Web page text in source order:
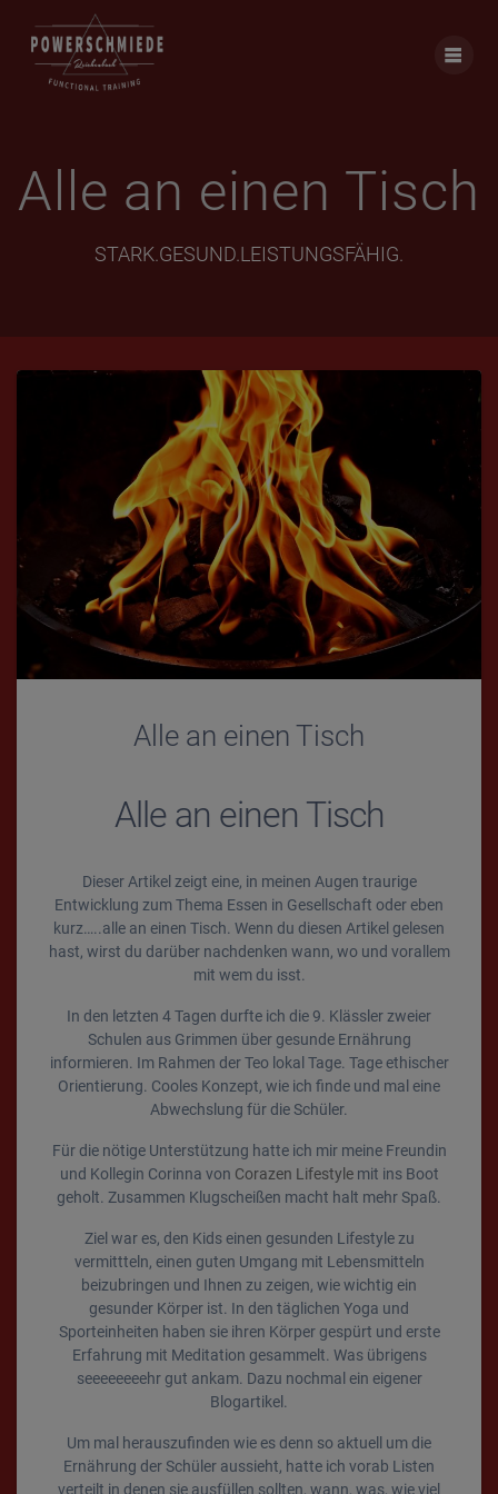
Alle an einen Tisch
STARK.GESUND.LEISTUNGSFÄHIG.
Alle an einen Tisch
Alle an einen Tisch
Dieser Artikel zeigt eine, in meinen Augen traurige
Entwicklung zum Thema Essen in Gesellschaft oder eben
kurz…..alle an einen Tisch. Wenn du diesen Artikel gelesen
hast, wirst du darüber nachdenken wann, wo und vorallem
mit wem du isst.
In den letzten 4 Tagen durfte ich die 9. Klässler zweier
Schulen aus Grimmen über gesunde Ernährung
informieren. Im Rahmen der Teo lokal Tage. Tage ethischer
Orientierung. Cooles Konzept, wie ich finde und mal eine
Abwechslung für die Schüler.
Für die nötige Unterstützung hatte ich mir meine Freundin
und Kollegin Corinna von Corazen Lifestylemit ins Boot
geholt. Zusammen Klugscheißen macht halt mehr Spaß.
Ziel war es, den Kids einen gesunden Lifestyle zu
vermittteln, einen guten Umgang mit Lebensmitteln
beizubringen und Ihnen zu zeigen, wie wichtig ein
gesunder Körper ist. In den täglichen Yoga und
Sporteinheiten haben sie ihren Körper gespürt und erste
Erfahrung mit Meditation gesammelt. Was übrigens
seeeeeeeehr gut ankam. Dazu nochmal ein eigener
Blogartikel.
Um mal herauszufinden wie es denn so aktuell um die
Ernährung der Schüler aussieht, hatte ich vorab Listen
verteilt in denen sie ausfüllen sollten, wann, was, wie viel